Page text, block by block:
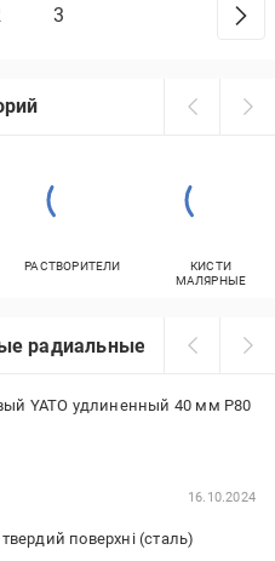
3
РАСТВОРИТЕЛИ
КИСТИ
МАЛЯРНЫЕ
радиальные
YATO удлиненный 40 мм P80
16.10.2024
поверхні (сталь)